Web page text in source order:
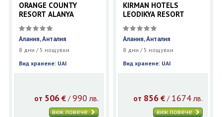
ORANGE COUNTY
RESORT ALANYA
Алания, Анталия
8 дни / 5 нощувки
Вид хранене: UAI
от 506 €/ 990 лв.
виж повече
KIRMAN HOTELS
LEODIKYA RESORT
Алания, Анталия
8 дни / 5 нощувки
Вид хранене: UAI
от 856 € / 1674 лв.
виж повече